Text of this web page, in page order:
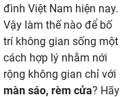
đình Việt Nam hiện nay.
Vậy làm thế nào để bố
trí không gian sống một
cách hợp lý nhằm nới
rộng không gian chỉ với
màn sáo, rèm cửa? Hãy